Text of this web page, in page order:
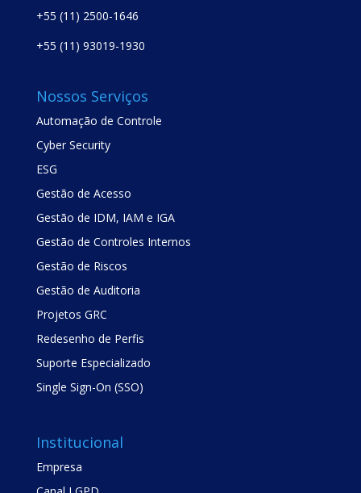
+55 (11) 2500-1646
+55 (11) 93019-1930
Nossos Serviços
Automação de Controle
Cyber Security
ESG
Gestão de Acesso
Gestão de IDM, IAM e IGA
Gestão de Controles Internos
Gestão de Riscos
Gestão de Auditoria
Projetos GRC
Redesenho de Perfis
Suporte Especializado
Single Sign-On (SSO)
Institucional
Empresa